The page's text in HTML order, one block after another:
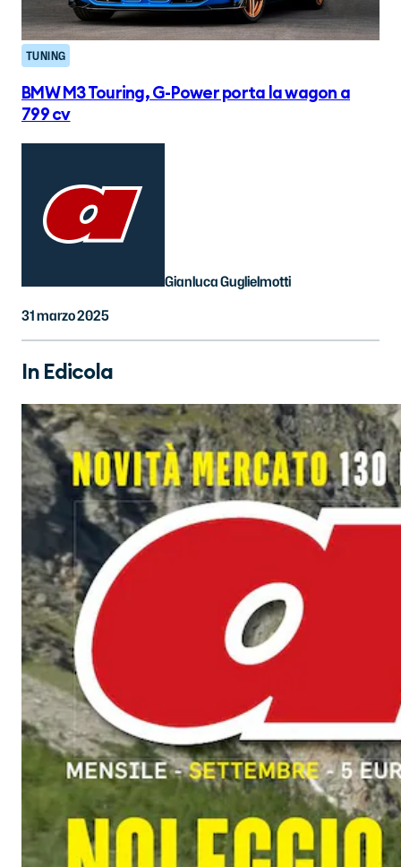
TUNING
BMW M3 Touring, G-Power porta la wagon a
799 cv
Gianluca Guglielmotti
31 marzo 2025
In Edicola